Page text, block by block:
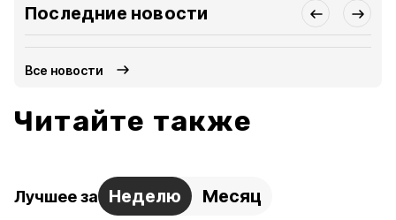
Последние новости
Все новости
Читайте также
Лучшее за Неделю Месяц